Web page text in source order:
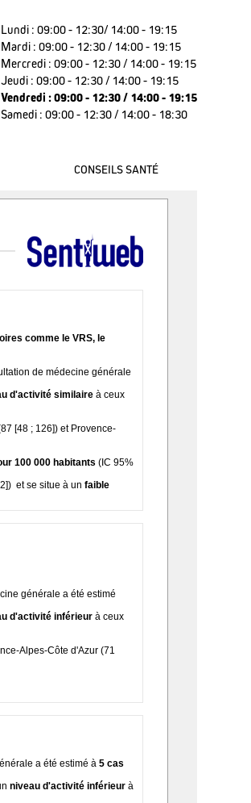
Lundi : 09:00 - 12:30/ 14:00 - 19:15
Mardi : 09:00 - 12:30 / 14:00 - 19:15
Mercredi : 09:00 - 12:30 / 14:00 - 19:15
Jeudi : 09:00 - 12:30 / 14:00 - 19:15
Vendredi : 09:00 - 12:30 / 14:00 - 19:15
Samedi : 09:00 - 12:30 / 14:00 - 18:30
CONSEILS SANTÉ